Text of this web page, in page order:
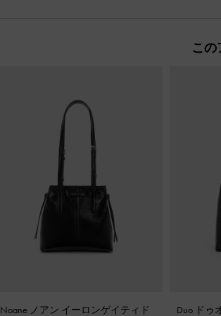
この
Noane ノアン イーロンゲイティド Duo ドゥ